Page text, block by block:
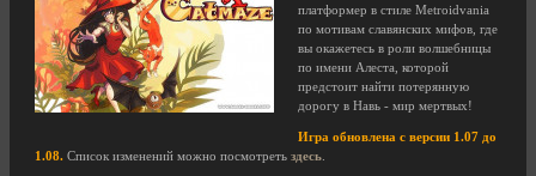
платформер в стиле Metroidvania
по мотивам славянских мифов, где
вы окажетесь в роли волшебницы
по имени Алеста, которой
предстоит найти потерянную
дорогу в Навь - мир мертвых!
Игра обновлена с версии 1.07 до
1.08. Список изменений можно посмотреть здесь